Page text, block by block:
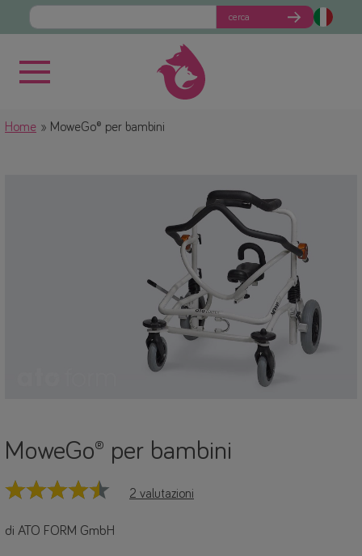
cerca
Home MoweGo® per bambini
MoweGo® per bambini
2 valutazioni
di ATO FORM GmbH